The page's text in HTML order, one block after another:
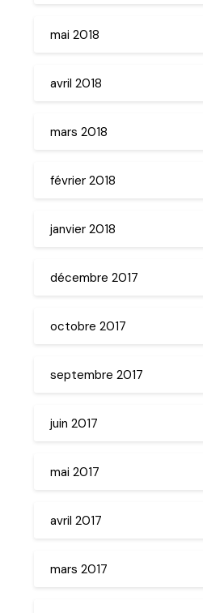
mai 2018
avril 2018
mars 2018
février 2018
janvier 2018
décembre 2017
octobre 2017
septembre 2017
juin 2017
mai 2017
avril 2017
mars 2017